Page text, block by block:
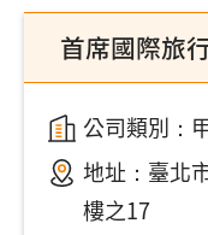
首席國際旅
公司類別：
地址： 臺北
樓之17